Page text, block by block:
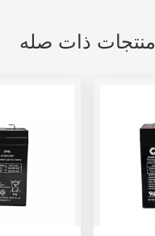
منتجات ذات صله